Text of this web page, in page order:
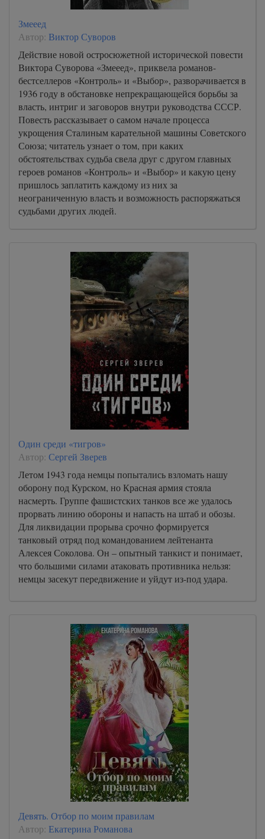
Змееед
Автор: Виктор Суворов
Действие новой остросюжетной исторической повести
Виктора Суворова «Змееед», приквела романов-
бестселлеров «Контроль» и «Выбор», разворачивается в
1936 году в обстановке непрекращающейся борьбы за
власть, интриг и заговоров внутри руководства СССР.
Повесть рассказывает о самом начале процесса
укрощения Сталиным карательной машины Советского
Союза; читатель узнает о том, при каких
обстоятельствах судьба свела друг с другом главных
героев романов «Контроль» и «Выбор» и какую цену
пришлось заплатить каждому из них за
неограниченную власть и возможность распоряжаться
судьбами других людей.
Один среди «тигров»
Автор: Сергей Зверев
Летом 1943 года немцы попытались взломать нашу
оборону под Курском, но Красная армия стояла
насмерть. Группе фашистских танков все же удалось
прорвать линию обороны и напасть на штаб и обозы.
Для ликвидации прорыва срочно формируется
танковый отряд под командованием лейтенанта
Алексея Соколова. Он – опытный танкист и понимает,
что большими силами атаковать противника нельзя:
немцы засекут передвижение и уйдут из-под удара.
Девять. Отбор по моим правилам
Автор: Екатерина Романова